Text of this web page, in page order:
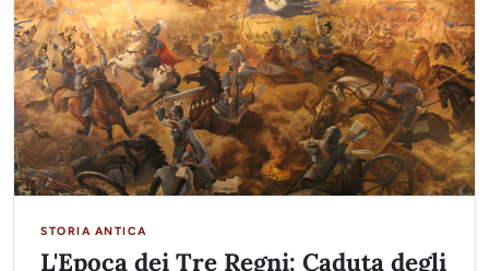
STORIA ANTICA
L'Epoca dei Tre Regni: Caduta degli